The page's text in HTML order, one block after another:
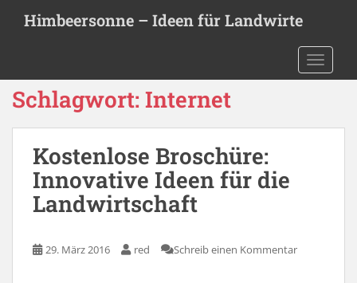
t
Himbeersonne – Ideen für Landwirte
Schlagwort: Internet
Kostenlose Broschüre:
Innovative Ideen für die
Landwirtschaft
29. März 2016 red Schreib einen Kommentar